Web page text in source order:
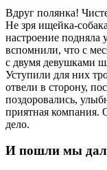
Вдруг полянка!
Не зря ищейка-
настроение
вспомнили, что с
с двумя девушками
Уступили для них
отвели в сторону,
поздоровались,
приятная компания.
дело.
И пошли мы